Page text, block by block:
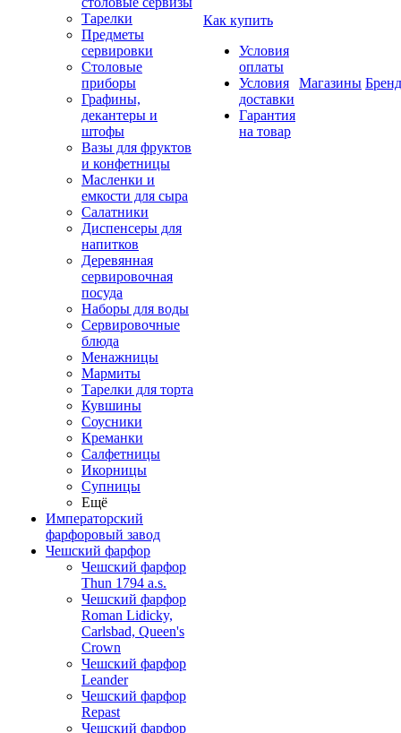
Тарелки
Предметы
сервировки
Столовые
приборы
Графины,
декантеры и
штофы
Вазы для фруктов
и конфетницы
Масленки и
емкости для сыра
Салатники
Диспенсеры для
напитков
Деревянная
сервировочная
посуда
Наборы для воды
Сервировочные
блюда
Менажницы
Мармиты
Тарелки для торта
Кувшины
Соусники
Креманки
Салфетницы
Икорницы
Супницы
Ещё
Императорский
фарфоровый завод
Чешский фарфор
Чешский фарфор
Thun 1794 a.s.
Чешский фарфор
Roman Lidicky,
Carlsbad, Queen's
Crown
Чешский фарфор
Leander
Чешский фарфор
Repast
Чешский фарфор
Как купить
Условия
оплаты
Условия
доставки
Гарантия
на товар
Магазины